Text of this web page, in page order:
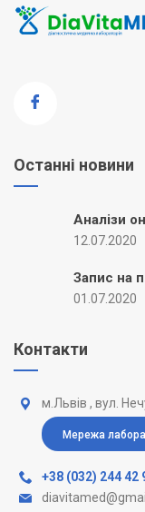
Останні новини
Аналізи
12.07.2020
Запис на
01.07.2020
Контакти
м.Львів , вул.
Мережа
+38 (032) 244 42